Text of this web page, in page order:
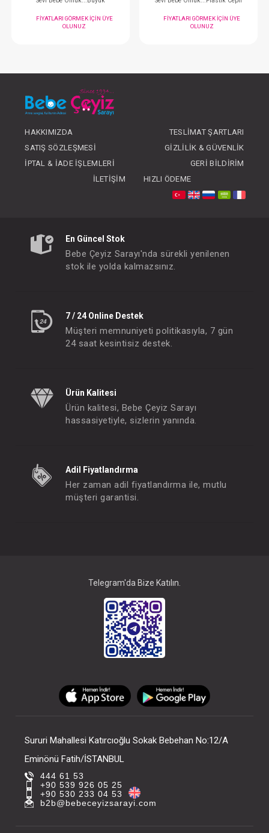
OLUNUZ
OLUNUZ
Sevi Bebe
HAKKIMIZDA
TESLIMAT ŞARTLARI
SATIŞ SÖZLEŞMESI
GIZLILIK & GÜVENLIK
İPTAL & İADE İŞLEMLERI
GERI BILDIRIM
İLETIŞIM
HIZLI ÖDEME
En Güncel Stok
Bebe Çeyiz Sarayı'nda sürekli yenilenen
stok ile yolda kalmazsınız.
7 / 24 Online Destek
Müşteri memnuniyeti politikasıyla, 7 gün
24 saat kesintisiz destek.
Ürün Kalitesi
Ürün kalitesi, Bebe Çeyiz Sarayı
hassasiyetiyle, sizlerin yanında.
Adil Fiyatlandırma
Her zaman adil fiyatlandırma ile, mutlu
müşteri garantisi.
Telegram'da Bize Katılın.
Sururi Mahallesi Katırcıoğlu Sokak Bebehan No:12/A
Eminönü Fatih/İSTANBUL
444 61 53
+90 539 926 05 25
+90 530 233 04 53
b2b@bebeceyizsarayi.com